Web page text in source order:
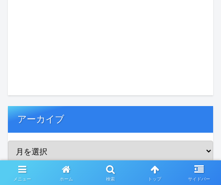
アーカイブ
メニュー ホーム 検索 トップ サイドバー